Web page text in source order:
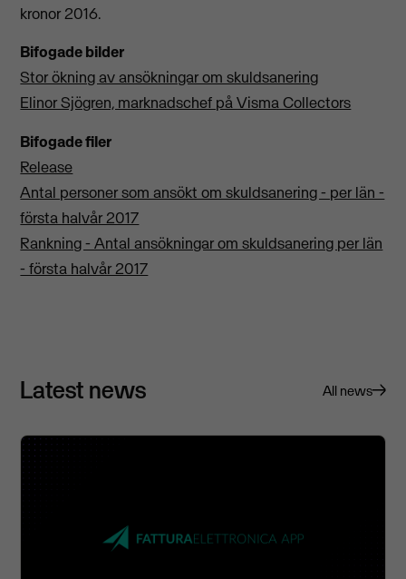
kronor 2016.
Bifogade bilder
Stor ökning av ansökningar om skuldsanering
Elinor Sjögren, marknadschef på Visma Collectors
Bifogade filer
Release
Antal personer som ansökt om skuldsanering - per län -
första halvår 2017
Rankning - Antal ansökningar om skuldsanering per län
- första halvår 2017
Latest news All news